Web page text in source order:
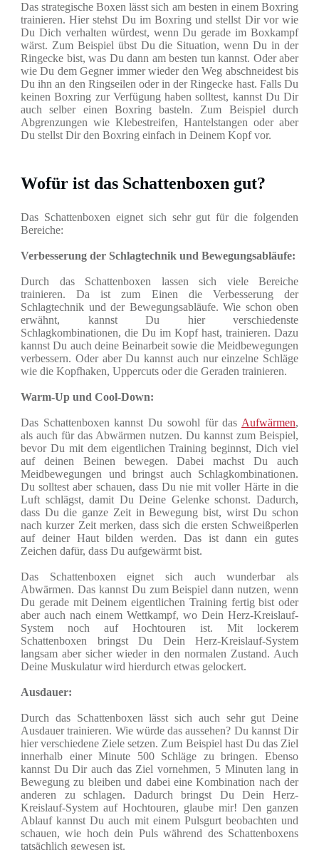
Das strategische Boxen lässt sich am besten in einem Boxring
trainieren. Hier stehst Du im Boxring und stellst Dir vor wie
Du Dich verhalten würdest, wenn Du gerade im Boxkampf
wärst. Zum Beispiel übst Du die Situation, wenn Du in der
Ringecke bist, was Du dann am besten tun kannst. Oder aber
wie Du dem Gegner immer wieder den Weg abschneidest bis
Du ihn an den Ringseilen oder in der Ringecke hast. Falls Du
keinen Boxring zur Verfügung haben solltest, kannst Du Dir
auch selber einen Boxring basteln. Zum Beispiel durch
Abgrenzungen wie Klebestreifen, Hantelstangen oder aber
Du stellst Dir den Boxring einfach in Deinem Kopf vor.
Wofür ist das Schattenboxen gut?
Das Schattenboxen eignet sich sehr gut für die folgenden
Bereiche:
Verbesserung der Schlagtechnik und Bewegungsabläufe:
Durch das Schattenboxen lassen sich viele Bereiche
trainieren. Da ist zum Einen die Verbesserung der
Schlagtechnik und der Bewegungsabläufe. Wie schon oben
erwähnt, kannst Du hier verschiedenste
Schlagkombinationen, die Du im Kopf hast, trainieren. Dazu
kannst Du auch deine Beinarbeit sowie die Meidbewegungen
verbessern. Oder aber Du kannst auch nur einzelne Schläge
wie die Kopfhaken, Uppercuts oder die Geraden trainieren.
Warm-Up und Cool-Down:
Das Schattenboxen kannst Du sowohl für das Aufwärmen,
als auch für das Abwärmen nutzen. Du kannst zum Beispiel,
bevor Du mit dem eigentlichen Training beginnst, Dich viel
auf deinen Beinen bewegen. Dabei machst Du auch
Meidbewegungen und bringst auch Schlagkombinationen.
Du solltest aber schauen, dass Du nie mit voller Härte in die
Luft schlägst, damit Du Deine Gelenke schonst. Dadurch,
dass Du die ganze Zeit in Bewegung bist, wirst Du schon
nach kurzer Zeit merken, dass sich die ersten Schweißperlen
auf deiner Haut bilden werden. Das ist dann ein gutes
Zeichen dafür, dass Du aufgewärmt bist.
Das Schattenboxen eignet sich auch wunderbar als
Abwärmen. Das kannst Du zum Beispiel dann nutzen, wenn
Du gerade mit Deinem eigentlichen Training fertig bist oder
aber auch nach einem Wettkampf, wo Dein Herz-Kreislauf-
System noch auf Hochtouren ist. Mit lockerem
Schattenboxen bringst Du Dein Herz-Kreislauf-System
langsam aber sicher wieder in den normalen Zustand. Auch
Deine Muskulatur wird hierdurch etwas gelockert.
Ausdauer:
Durch das Schattenboxen lässt sich auch sehr gut Deine
Ausdauer trainieren. Wie würde das aussehen? Du kannst Dir
hier verschiedene Ziele setzen. Zum Beispiel hast Du das Ziel
innerhalb einer Minute 500 Schläge zu bringen. Ebenso
kannst Du Dir auch das Ziel vornehmen, 5 Minuten lang in
Bewegung zu bleiben und dabei eine Kombination nach der
anderen zu schlagen. Dadurch bringst Du Dein Herz-
Kreislauf-System auf Hochtouren, glaube mir! Den ganzen
Ablauf kannst Du auch mit einem Pulsgurt beobachten und
schauen, wie hoch dein Puls während des Schattenboxens
tatsächlich gewesen ist.